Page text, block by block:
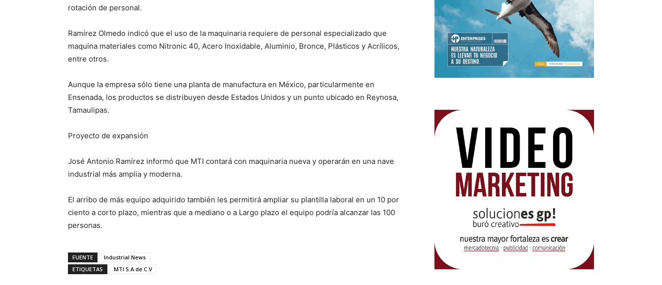
rotación de personal.
Ramírez Olmedo indicó que el uso de la maquinaria requiere de personal especializado que
maquina materiales como Nitronic 40, Acero Inoxidable, Aluminio, Bronce, Plásticos y Acrílicos,
entre otros.
Aunque la empresa sólo tiene una planta de manufactura en México, particularmente en
Ensenada, los productos se distribuyen desde Estados Unidos y un punto ubicado en Reynosa,
Tamaulipas.
Proyecto de expansión
José Antonio Ramírez informó que MTI contará con maquinaria nueva y operarán en una nave
industrial más amplia y moderna.
El arribo de más equipo adquirido también les permitirá ampliar su plantilla laboral en un 10 por
ciento a corto plazo, mientras que a mediano o a Largo plazo el equipo podría alcanzar las 100
personas.
FUENTE
Industrial News
ETIQUETAS
MTI S.A de C.V